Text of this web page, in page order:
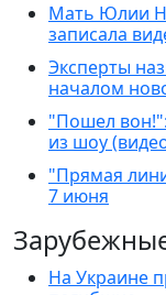
Мать Юлии
записала
Эксперты
началом
"Пошел
из шоу
"Прямая
7 июня
На Украине